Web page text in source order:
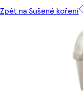
Zpět na Sušené koření